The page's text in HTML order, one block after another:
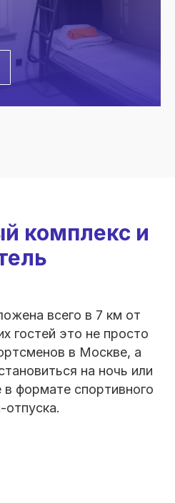
комплекс и
всего в 7 км от
гостей это не просто
в Москве, а
на ночь или
формате спортивного
отпуска.